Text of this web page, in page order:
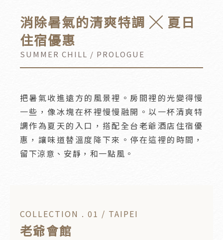
消除暑氣的清爽特調 ╳ 夏日
住宿優惠
SUMMER CHILL / PROLOGUE
把暑氣收進遠方的風景裡。房間裡的光變得慢
一些，像冰塊在杯裡慢慢融開。以一杯清爽特
調作為夏天的入口，搭配全台老爺酒店住宿優
惠，讓味道替溫度降下來。停在這裡的時間，
留下涼意、安靜，和一點風。
COLLECTION . 01 / TAIPEI
老爺會館